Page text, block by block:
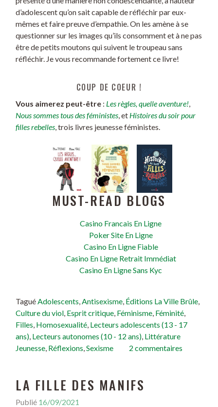
d’adolescent qu’on sait capable de réfléchir par eux-
mêmes et faire preuve d’empathie. On les amène à se
questionner sur les images qu’ils consomment et à ne pas
être de petits moutons qui suivent le troupeau sans
réfléchir. Je vous recommande fortement ce livre!
COUP DE COEUR !
Vous aimerez peut-être : Les règles, quelle aventure!,
Nous sommes tous des féministes, et Histoires du soir pour
filles rebelles, trois livres jeunesse féministes.
MUST-READ BLOGS
Casino Francais En Ligne
Poker Site En Ligne
Casino En Ligne Fiable
Casino En Ligne Retrait Immédiat
Casino En Ligne Sans Kyc
TaguéAdolescents,Antisexisme, Éditions La Ville Brûle,
Culture du viol, Esprit critique, Féminisme, Féminité,
Filles, Homosexualité, Lecteurs adolescents (13 - 17
ans), Lecteurs autonomes (10 - 12 ans), Littérature
Jeunesse, Réflexions,Sexisme 2 commentaires
LA FILLE DES MANIFS
Publié 16/09/2021